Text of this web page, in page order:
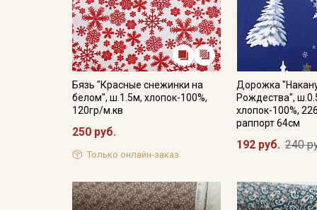
Бязь "Красные снежинки на
белом", ш.1.5м, хлопок-100%,
120гр/м.кв
250 руб.
Только онлайн-заказ
Дорожка
Рождества",
хлопок-100%,
раппорт 64см
192 руб. 240